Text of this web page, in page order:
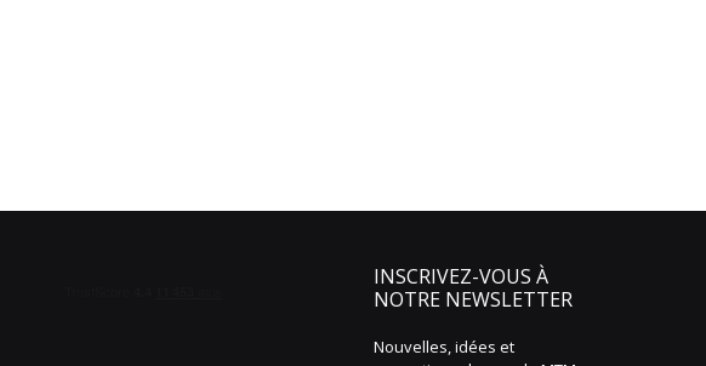
INSCRIVEZ-VOUS À
NOTRE NEWSLETTER
Nouvelles, idées et